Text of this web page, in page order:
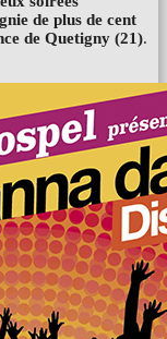
de plus de cent
de Quetigny (21).